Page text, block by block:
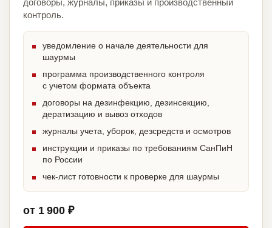
договоры, журналы, приказы и производственный
контроль.
уведомление о начале деятельности для
шаурмы
программа производственного контроля
с учетом формата объекта
договоры на дезинфекцию, дезинсекцию,
дератизацию и вывоз отходов
журналы учета, уборок, дезсредств и осмотров
инструкции и приказы по требованиям СанПиН
по России
чек-лист готовности к проверке для шаурмы
от 1 900 ₽